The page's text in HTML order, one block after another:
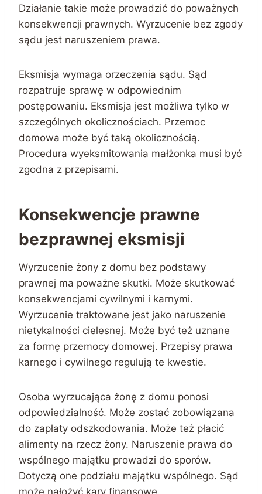
Działanie takie może prowadzić do poważnych
konsekwencji prawnych. Wyrzucenie bez zgody
sądu jest naruszeniem prawa.
Eksmisja wymaga orzeczenia sądu. Sąd
rozpatruje sprawę w odpowiednim
postępowaniu. Eksmisja jest możliwa tylko w
szczególnych okolicznościach. Przemoc
domowa może być taką okolicznością.
Procedura wyeksmitowania małżonka musi być
zgodna z przepisami.
Konsekwencje prawne
bezprawnej eksmisji
Wyrzucenie żony z domu bez podstawy
prawnej ma poważne skutki. Może skutkować
konsekwencjami cywilnymi i karnymi.
Wyrzucenie traktowane jest jako naruszenie
nietykalności cielesnej. Może być też uznane
za formę przemocy domowej. Przepisy prawa
karnego i cywilnego regulują te kwestie.
Osoba wyrzucająca żonę z domu ponosi
odpowiedzialność. Może zostać zobowiązana
do zapłaty odszkodowania. Może też płacić
alimenty na rzecz żony. Naruszenie prawa do
wspólnego majątku prowadzi do sporów.
Dotyczą one podziału majątku wspólnego. Sąd
może nałożyć kary finansowe.